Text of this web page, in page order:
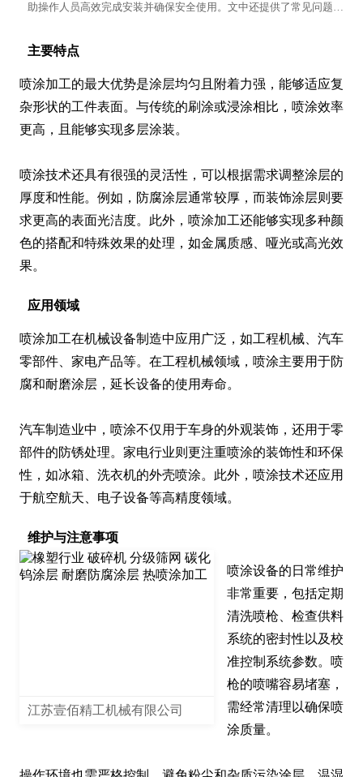
助操作人员高效完成安装并确保安全使用。文中还提供了常见问题排
主要特点
喷涂加工的最大优势是涂层均匀且附着力强，能够适应复
杂形状的工件表面。与传统的刷涂或浸涂相比，喷涂效率
更高，且能够实现多层涂装。
喷涂技术还具有很强的灵活性，可以根据需求调整涂层的
厚度和性能。例如，防腐涂层通常较厚，而装饰涂层则要
求更高的表面光洁度。此外，喷涂加工还能够实现多种颜
色的搭配和特殊效果的处理，如金属质感、哑光或高光效
果。
应用领域
喷涂加工在机械设备制造中应用广泛，如工程机械、汽车
零部件、家电产品等。在工程机械领域，喷涂主要用于防
腐和耐磨涂层，延长设备的使用寿命。
汽车制造业中，喷涂不仅用于车身的外观装饰，还用于零
部件的防锈处理。家电行业则更注重喷涂的装饰性和环保
性，如冰箱、洗衣机的外壳喷涂。此外，喷涂技术还应用
于航空航天、电子设备等高精度领域。
维护与注意事项
江苏壹佰精工机械有限公司
喷涂设备的日常维护
非常重要，包括定期
清洗喷枪、检查供料
系统的密封性以及校
准控制系统参数。喷
枪的喷嘴容易堵塞，
需经常清理以确保喷
涂质量。